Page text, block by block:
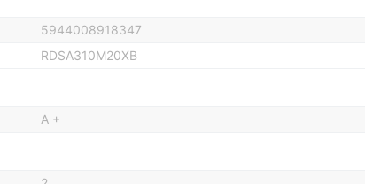
5944008918347
RDSA310M20XB
A +